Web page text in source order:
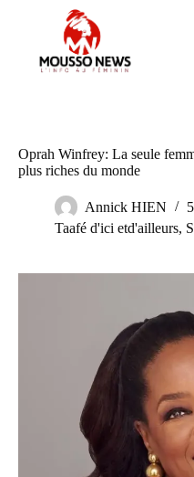
Oprah Winfrey: La seule
plus riches du monde
Annick HIEN
Taafé d'ici etd'ailleurs,